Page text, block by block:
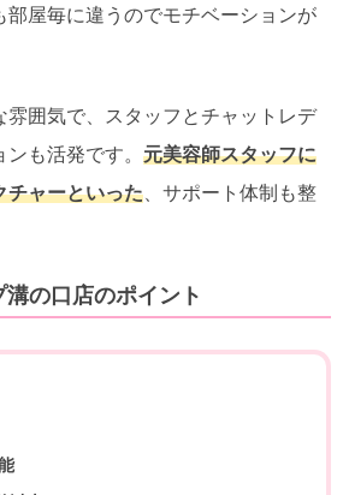
部屋毎に違うのでモチベーションが
雰囲気で、スタッフとチャットレデ
も活発です。 元美容師スタッフに
チャーといった 、サポート体制も整
の口店のポイント